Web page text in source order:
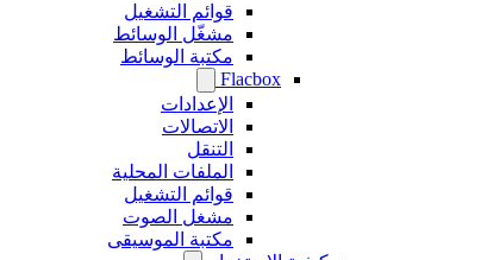
قوائم التشغيل
مشغّل الوسائط
مكتبة الوسائط
Flacbox
الإعدادات
الاتصالات
التنقل
الملفات المحلية
قوائم التشغيل
مشغل الصوت
مكتبة الموسيقى